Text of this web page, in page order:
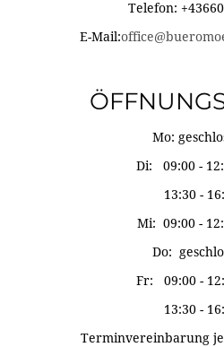
Telefon:
E-Mail:
Mo:
Di: 09:00 -
13:30 -
Mi: 09:00 -
Do:
Fr: 09:00 -
13:30 -
Terminvereinbarung